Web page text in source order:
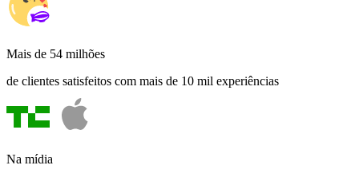
Mais de 54 milhões
de clientes satisfeitos com mais de 10 mil experiências
Na mídia